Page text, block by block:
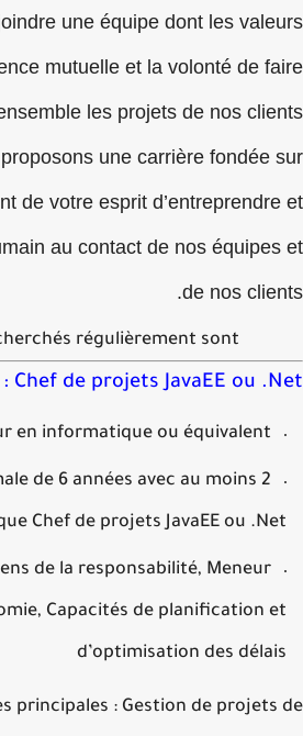
une équipe dont les
mutuelle et la volonté de
ensemble les projets de nos
proposons une carrière fondée
de votre esprit
humain au contact de nos
de nos
régulièrement sont :
: Chef de projets JavaEE ou
en informatique ou équivalent
de 6 années avec au moins 2
que Chef de projets JavaEE ou
Sens de la responsabilité, Meneur
Capacités de planification
d’optimisation des
principales : Gestion de